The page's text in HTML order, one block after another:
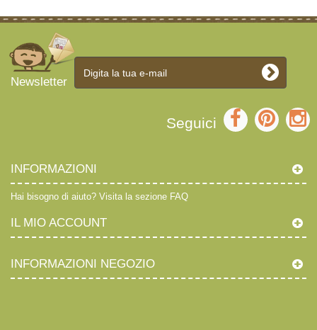
Newsletter
Seguici
INFORMAZIONI
Hai bisogno di aiuto? Visita la sezione FAQ
IL MIO ACCOUNT
INFORMAZIONI NEGOZIO